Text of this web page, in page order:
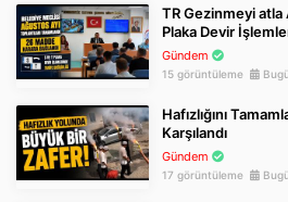
TR Gezinmeyi atla
Plaka Devir
Gündem
15 görüntüleme
Hafızlığını
Karşılandı
Gündem
17 görüntüleme